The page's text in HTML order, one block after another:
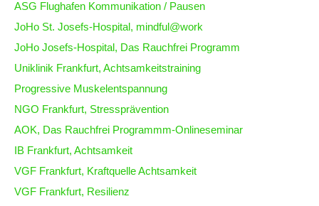
ASG Flughafen Kommunikation / Pausen
JoHo St. Josefs-Hospital , mindful@work
JoHo Josefs-Hospital , Das Rauchfrei Programm
Uniklinik Frankfurt, Achtsamkeitstraining
Progressive Muskelentspannung
NGO Frankfurt, Stressprävention
AOK, Das Rauchfrei Programmm-Onlineseminar
IB Frankfurt, Achtsamkeit
VGF Frankfurt, Kraftquelle Achtsamkeit
VGF Frankfurt, Resilienz